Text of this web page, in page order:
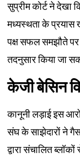
सुप्रीम कोर्ट ने देखा
मध्यस्थता के प्रयास
पक्ष सफल समझौते पर
तदनुसार किया जा
केजी बेसिन
कानूनी लड़ाई इस
संघ के साझेदारों ने
द्वारा संचालित